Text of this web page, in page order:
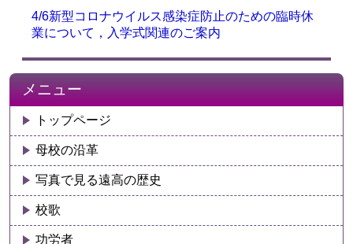
4/6新型コロナウイルス感染症防止のための臨時休
業について，入学式関連のご案内
メニュー
トップページ
母校の沿革
写真で見る遠高の歴史
校歌
功労者